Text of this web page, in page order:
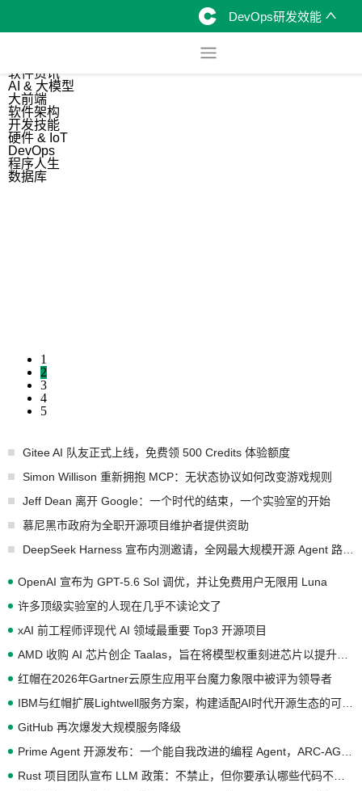
DevOps研发效能
软件资讯
AI & 大模型
大前端
软件架构
开发技能
硬件 & IoT
DevOps
程序人生
数据库
1
2
3
4
5
Gitee AI 队友正式上线，免费领 500 Credits 体验额度
Simon Willison 重新拥抱 MCP：无状态协议如何改变游戏规则
Jeff Dean 离开 Google：一个时代的结束，一个实验室的开始
慕尼黑市政府为全职开源项目维护者提供资助
OpenAI 宣布为 GPT-5.6 Sol 调优，并让免费用户无限用 Luna
许多顶级实验室的人现在几乎不读论文了
xAI 前工程师评现代 AI 领域最重要 Top3 开源项目
红帽在2026年Gartner云原生应用平台魔力象限中被评为领导者
GitHub 再次爆发大规模服务降级